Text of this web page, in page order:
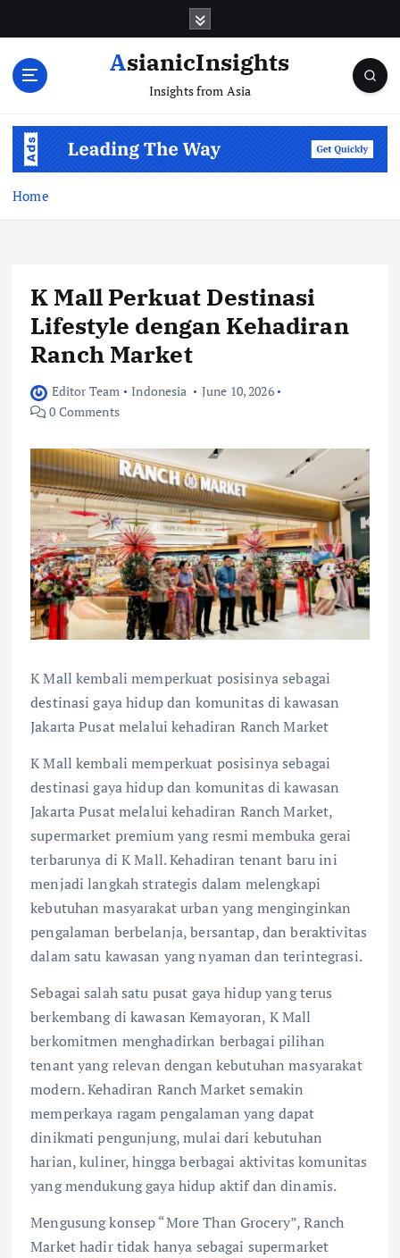
AsianicInsights
Insights from Asia
Home
K Mall Perkuat Destinasi
Lifestyle dengan Kehadiran
Ranch Market
Editor Team Indonesia
June 10, 2026
0 Comments
K Mall kembali memperkuat posisinya sebagai
destinasi gaya hidup dan komunitas di kawasan
Jakarta Pusat melalui kehadiran Ranch Market
K Mall kembali memperkuat posisinya sebagai
destinasi gaya hidup dan komunitas di kawasan
Jakarta Pusat melalui kehadiran Ranch Market,
supermarket premium yang resmi membuka gerai
terbarunya di K Mall. Kehadiran tenant baru ini
menjadi langkah strategis dalam melengkapi
kebutuhan masyarakat urban yang menginginkan
pengalaman berbelanja, bersantap, dan beraktivitas
dalam satu kawasan yang nyaman dan terintegrasi.
Sebagai salah satu pusat gaya hidup yang terus
berkembang di kawasan Kemayoran, K Mall
berkomitmen menghadirkan berbagai pilihan
tenant yang relevan dengan kebutuhan masyarakat
modern. Kehadiran Ranch Market semakin
memperkaya ragam pengalaman yang dapat
dinikmati pengunjung, mulai dari kebutuhan
harian, kuliner, hingga berbagai aktivitas komunitas
yang mendukung gaya hidup aktif dan dinamis.
Mengusung konsep “More Than Grocery”, Ranch
Market hadir tidak hanya sebagai supermarket